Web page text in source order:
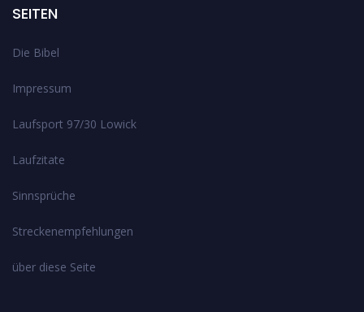
SEITEN
Die Bibel
Impressum
Laufsport 97/30 Lowick
Laufzitate
Sinnsprüche
Streckenempfehlungen
über diese Seite